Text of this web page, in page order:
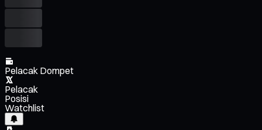
Pelacak Dompet
Pelacak
Posisi
Watchlist